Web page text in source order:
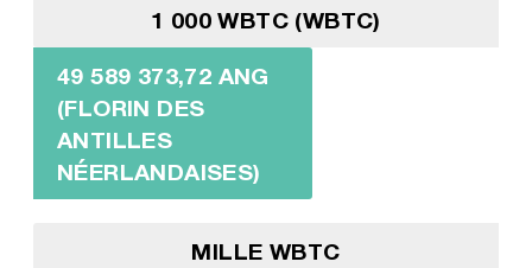
1 000 WBTC (WBTC)
49 589 373,72 ANG
(FLORIN DES
ANTILLES
NÉERLANDAISES)
MILLE WBTC